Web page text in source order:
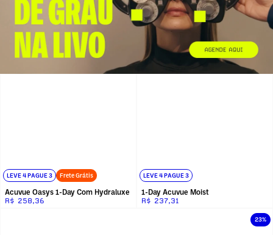
LEVE 4 PAGUE 3 Frete Grátis
Acuvue Oasys 1-Day Com Hydraluxe
R$ 258,36
23%
LEVE 4 PAGUE 3
1-Day Acuvue Moist
R$ 237,31